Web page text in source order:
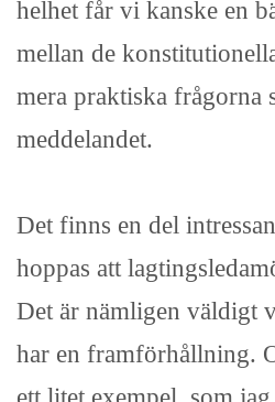
helhet får vi kanske en
mellan de
mera praktiska frågorna
meddelandet.
Det finns en del
hoppas att
Det är nämligen väldigt
har en framförhållning.